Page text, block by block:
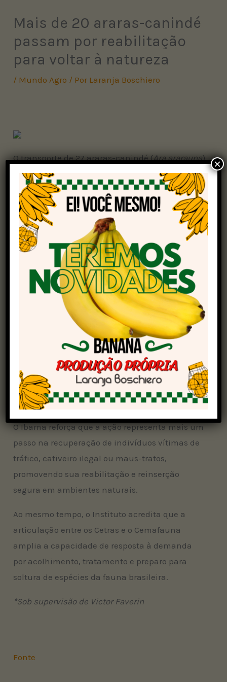
Mais de 20 araras-canindé
passam por reabilitação
para voltar à natureza
/ Mundo Agro / Por Laranja Boschiero
O transporte de 27 araras-canindé (Ara ararauna)
até o Centro de Conservação e Manejo de Fauna
da Caatinga (Cemafauna), em Petrolina (PE), foi
realizado por equipes do Instituto Brasileiro do
Meio Ambiente e dos Recursos Naturais
Renováveis (
Ibama), em parceria com a Agência
Estadual de Meio Ambiente de Pernambuco
(CPRH).
Os animais foram encaminhados para quatro
diferentes Centros de Triagem e Reabilitação de
Animais Silvestres (Cetras), com o objetivo de
integrar um novo projeto voltado à reabilitação
de psitacídeos no âmbito do Projeto Papagaio da
Caatinga. A iniciativa busca preparar as aves
para futura reintrodução em áreas de ocorrência
natural, sobretudo no sul do estado do Piauí.
O Ibama reforça que a ação representa mais um
passo na recuperação de indivíduos vítimas de
tráfico, cativeiro ilegal ou maus-tratos,
promovendo sua reabilitação e reinserção
segura em ambientes naturais.
Ao mesmo tempo, o Instituto acredita que a
articulação entre os Cetras e o Cemafauna
amplia a capacidade de resposta à demanda
por acolhimento, tratamento e preparo para
soltura de espécies da fauna brasileira.
*Sob supervisão de Victor Faverin
Fonte
×